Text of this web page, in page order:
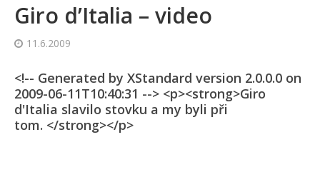
Giro d’Italia – video
11.6.2009
<!-- Generated by XStandard version 2.0.0.0 on
2009-06-11T10:40:31 --> <p><strong>Giro
d'Italia slavilo stovku a my byli při
tom. </strong></p>